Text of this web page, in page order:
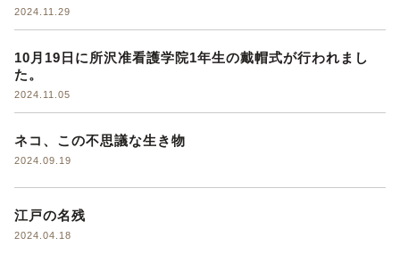
2024.11.29
10月19日に所沢准看護学院1年生の戴帽式が行われまし
た。
2024.11.05
ネコ、この不思議な生き物
2024.09.19
江戸の名残
2024.04.18